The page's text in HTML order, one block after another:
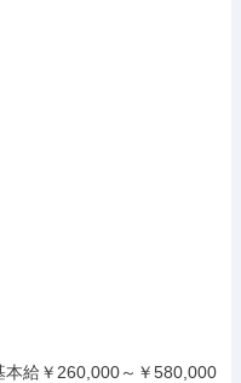
給￥260,000～￥580,000